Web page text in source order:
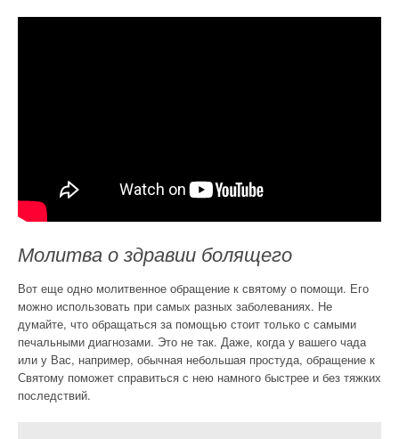
Молитва о здравии болящего
Вот еще одно молитвенное обращение к святому о помощи. Его
можно использовать при самых разных заболеваниях. Не
думайте, что обращаться за помощью стоит только с самыми
печальными диагнозами. Это не так. Даже, когда у вашего чада
или у Вас, например, обычная небольшая простуда, обращение к
Святому поможет справиться с нею намного быстрее и без тяжких
последствий.